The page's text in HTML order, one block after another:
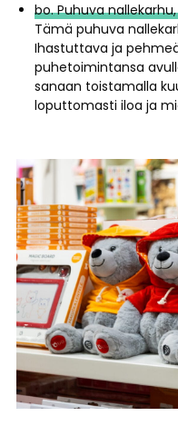
bo. Puhuva
Tämä puhuva
Ihastuttava ja
puhetoimintansa
sanaan toistamalla
loputtomasti iloa ja